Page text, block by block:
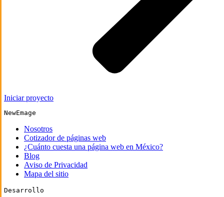
Iniciar proyecto
NewEmage
Nosotros
Cotizador de páginas web
¿Cuánto cuesta una página web en México?
Blog
Aviso de Privacidad
Mapa del sitio
Desarrollo